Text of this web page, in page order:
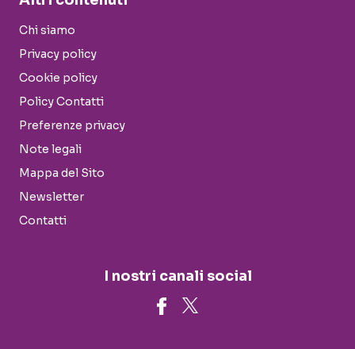
Chi siamo
Privacy policy
Cookie policy
Policy Contatti
Preferenze privacy
Note legali
Mappa del Sito
Newsletter
Contatti
I nostri canali social